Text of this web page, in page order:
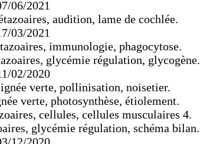
06/2021
audition, lame de cochlée.
03/2021
immunologie, phagocytose.
glycémie régulation, glycogène.
02/2020
verte, pollinisation, noisetier.
verte, photosynthèse, étiolement.
cellules, cellules musculaires 4.
glycémie régulation, schéma bilan.